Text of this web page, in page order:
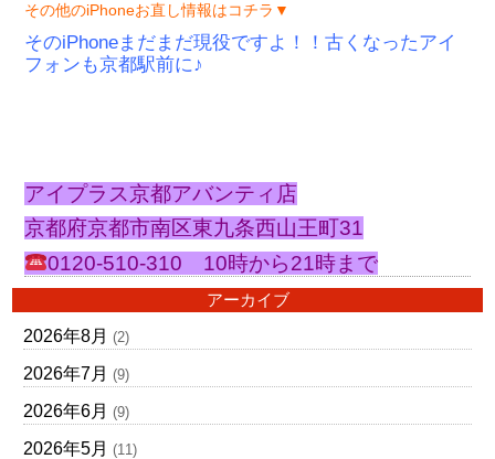
その他のiPhoneお直し情報はコチラ▼
そのiPhoneまだまだ現役ですよ！！古くなったアイ
フォンも京都駅前に♪
アイプラス京都アバンティ店
京都府京都市南区東九条西山王町31
0120-510-310 10時から21時まで
アーカイブ
2026年8月 (2)
2026年7月 (9)
2026年6月 (9)
2026年5月 (11)